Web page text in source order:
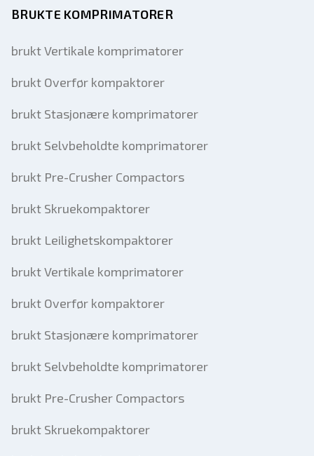
BRUKTE KOMPRIMATORER
brukt Vertikale komprimatorer
brukt Overfør kompaktorer
brukt Stasjonære komprimatorer
brukt Selvbeholdte komprimatorer
brukt Pre-Crusher Compactors
brukt Skruekompaktorer
brukt Leilighetskompaktorer
brukt Vertikale komprimatorer
brukt Overfør kompaktorer
brukt Stasjonære komprimatorer
brukt Selvbeholdte komprimatorer
brukt Pre-Crusher Compactors
brukt Skruekompaktorer